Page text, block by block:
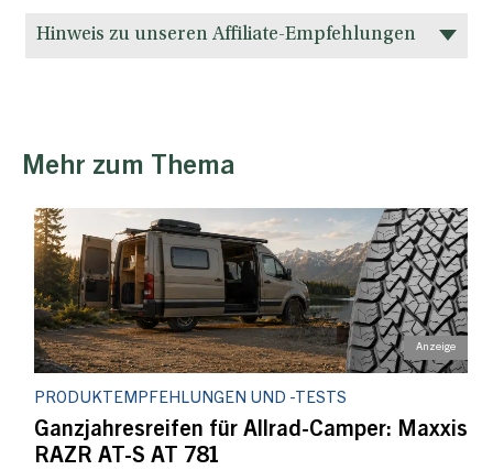
Hinweis zu unseren Affiliate-Empfehlungen
Mehr zum Thema
PRODUKTEMPFEHLUNGEN UND -TESTS
Ganzjahresreifen für Allrad-Camper: Maxxis
RAZR AT-S AT 781